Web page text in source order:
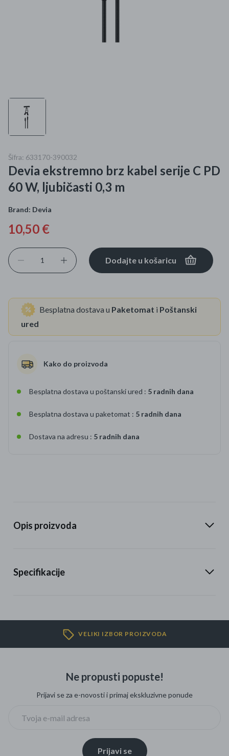
Specijalne kategorije
Čišćenje zaliha
Kišobrani akcija
Ograničena cijena
Roba s greškom
Šifra: 633170-390032
Devia ekstremno brz kabel serije C PD
60 W, ljubičasti 0,3 m
Brand: Devia
10,50 €
Dodajte u košaricu
Besplatna dostava u Paketomat i Poštanski
ured
Kako do proizvoda
Besplatna dostava u poštanski ured : 5 radnih dana
Besplatna dostava u paketomat : 5 radnih dana
Dostava na adresu : 5 radnih dana
Opis proizvoda
Specifikacije
VELIKI IZBOR PROIZVODA
Ne propusti popuste!
Prijavi se za e-novosti i primaj ekskluzivne ponude
Prijavi se